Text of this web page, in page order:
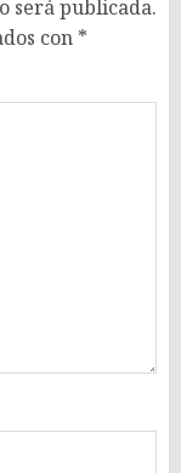
será publicada.
con *